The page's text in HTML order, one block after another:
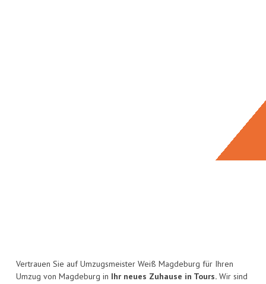
Vertrauen Sie auf Umzugsmeister Weiß Magdeburg für Ihren
Umzug von Magdeburg in Ihr neues Zuhause in Tours. Wir sind